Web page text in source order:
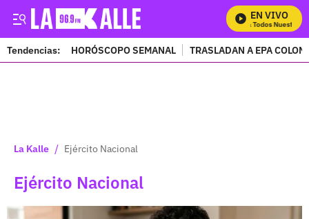
EN VIVO
Mira Todos Nuestros
Tendencias: HORÓSCOPO SEMANAL TRASLADAN A EPA
La Kalle / Ejército Nacional
Ejército Nacional